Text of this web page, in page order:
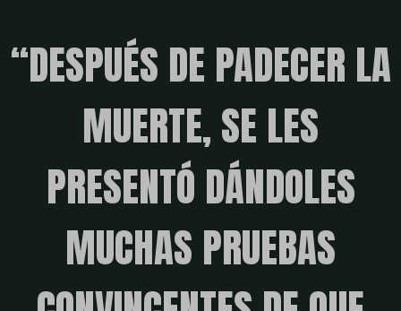
“DESPUÉS DE PADECER LA
MUERTE, SE LES
PRESENTÓ DÁNDOLES
MUCHAS PRUEBAS